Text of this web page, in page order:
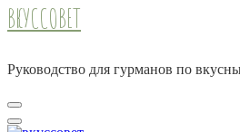
ВКУССОВЕТ
Руководство для гурманов по